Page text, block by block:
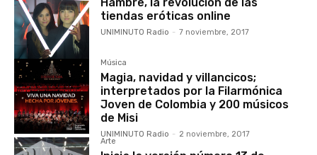
tiendas eróticas online
UNIMINUTO Radio - 7 noviembre, 2017
Música
Magia, navidad y villancicos;
interpretados por la Filarmónica
Joven de Colombia y 200 músicos
de Misi
UNIMINUTO Radio - 2 noviembre, 2017
Arte